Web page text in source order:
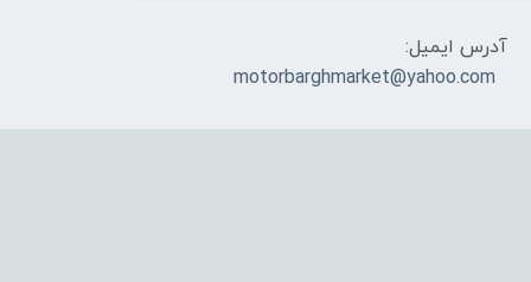
آدرس ایمیل:
motorbarghmarket@yahoo.com